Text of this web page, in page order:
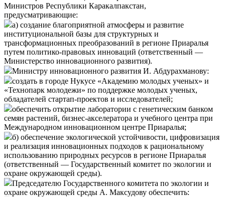
Министров Республики Каракалпакстан,
предусматривающие:
а) создание благоприятной атмосферы и развитие
институциональной базы для структурных и
трансформационных преобразований в регионе Приаралья
путем политико-правовых инноваций (ответственный —
Министерство инновационного развития).
Министру инновационного развития И. Абдурахманову:
создать в городе Нукусе «Академию молодых ученых» и
«Технопарк молодежи» по поддержке молодых ученых,
обладателей стартап-проектов и исследователей;
обеспечить открытие лаборатории с генетическим банком
семян растений, бизнес-акселератора и учебного центра при
Международном инновационном центре Приаралья;
б) обеспечение экологической устойчивости, цифровизация
и реализация инновационных подходов к рациональному
использованию природных ресурсов в регионе Приаралья
(ответственный — Государственный комитет по экологии и
охране окружающей среды).
Председателю Государственного комитета по экологии и
охране окружающей среды А. Максудову обеспечить: